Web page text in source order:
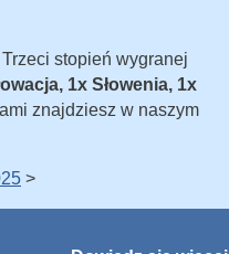
Trzeci stopień wygranej
1x Słowenia, 1x
znajdziesz w naszym
>